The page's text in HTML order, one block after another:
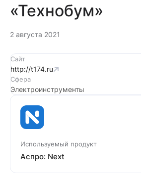
«Технобум»
2 августа 2021
Сайт
http://t174.ru
Сфера
Электроинструменты
Используемый продукт
Аспро: Next